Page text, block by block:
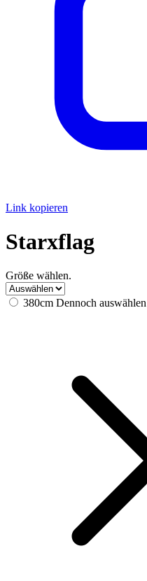
Link kopieren
Starxflag
Größe wählen.
380cm Dennoch auswählen